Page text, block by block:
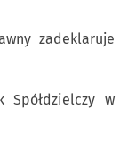
zadeklaruje
Spółdzielczy w